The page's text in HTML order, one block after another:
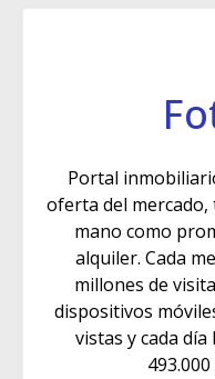
Portal
oferta del
mano como
alquiler. Cada
millones de
dispositivos
vistas y cada